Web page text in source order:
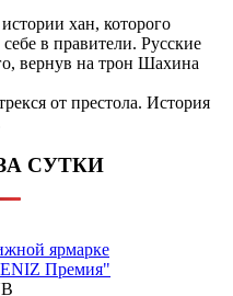
хан, которого
в правители. Русские
вернув на трон Шахина
от престола. История
СУТКИ
ярмарке
Премия"